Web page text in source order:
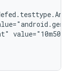
value="10m50s"